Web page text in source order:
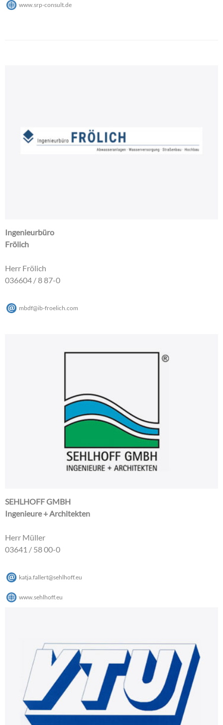
www.srp-consult.de
Ingenieurbüro
Frölich
Herr Frölich
036604 / 8 87-0
mbdf@ib-froelich.com
SEHLHOFF GMBH
Ingenieure + Architekten
Herr Müller
03641 / 58 00-0
katja.fallert@sehlhoff.eu
www.sehlhoff.eu